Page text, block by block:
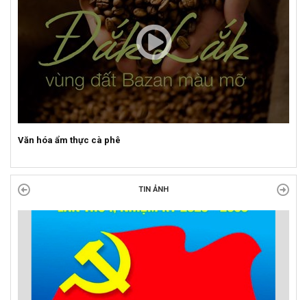
Sự kiện mở màn Mùa du lịch 2026 tại Đắk Lắk
TIN ẢNH